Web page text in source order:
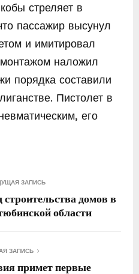
стреляет в
пассажир высунул
и имитировал
наложил
порядка составили
Пистолет в
его
ЗАПИСЬ
домов в
области
ЗАПИСЬ
примет первые